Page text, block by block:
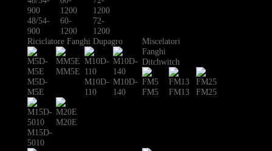
48/54-
900
60-
1200
72-
1200
Riciclatore Fanghi Dupagro
M5D-
M5E
MM5E
M10D-
110
M10D-
140
M15D-
5010
M20E
Miscelatori
Fanghi
Ditchwitch
FM5 FM13 FM25